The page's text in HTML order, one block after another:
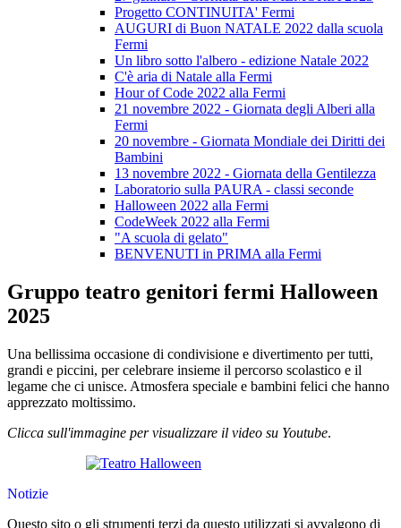
Progetto CONTINUITA' Fermi
AUGURI di Buon NATALE 2022 dalla scuola
Fermi
Un libro sotto l'albero - edizione Natale 2022
C'è aria di Natale alla Fermi
Hour of Code 2022 alla Fermi
21 novembre 2022 - Giornata degli Alberi alla
Fermi
20 novembre - Giornata Mondiale dei Diritti dei
Bambini
13 novembre 2022 - Giornata della Gentilezza
Laboratorio sulla PAURA - classi seconde
Halloween 2022 alla Fermi
CodeWeek 2022 alla Fermi
"A scuola di gelato"
BENVENUTI in PRIMA alla Fermi
Gruppo teatro genitori fermi Halloween
2025
Una bellissima occasione di condivisione e divertimento per tutti,
grandi e piccini, per celebrare insieme il percorso scolastico e il
legame che ci unisce. Atmosfera speciale e bambini felici che hanno
apprezzato moltissimo.
Clicca sull'immagine per visualizzare il video su Youtube.
Notizie
Questo sito o gli strumenti terzi da questo utilizzati si avvalgono di